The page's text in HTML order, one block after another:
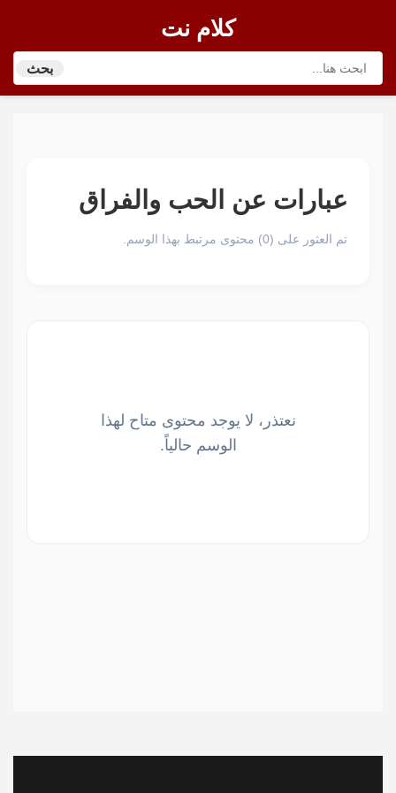
كلام نت
بحث
عبارات عن الحب والفراق
تم العثور على (0) محتوى مرتبط بهذا الوسم.
نعتذر، لا يوجد محتوى متاح لهذا
الوسم حالياً.